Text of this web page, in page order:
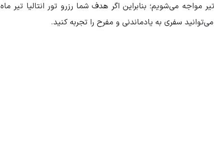
مواجه می‌شویم؛ بنابراین اگر هدف شما رزرو تور انتالیا تیر ماه
می‌توانید سفری به یادماندنی و مفرح را تجربه کنید.